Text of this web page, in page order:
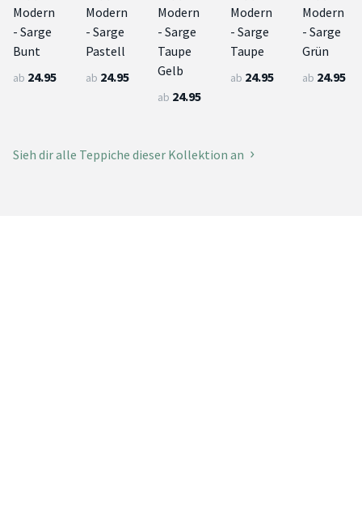
Modern
- Sarge
Bunt
ab 24.95
Modern
- Sarge
Pastell
ab 24.95
Modern
- Sarge
Taupe
Gelb
ab 24.95
Modern
- Sarge
Taupe
ab 24.95
Modern
- Sarge
Grün
ab 24.95
Sieh dir alle Teppiche dieser Kollektion an